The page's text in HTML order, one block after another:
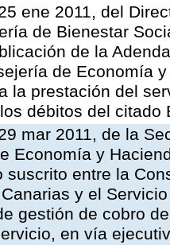
ene 2011, del
de Bienestar
de la
de Economía
la prestación del
débitos del citado
mar 2011, de la
Economía y
suscrito entre la
y el
gestión de cobro
en vía